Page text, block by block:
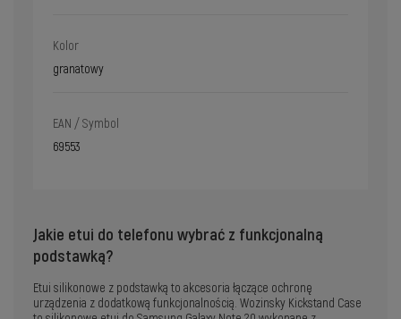
Kolor
granatowy
EAN / Symbol
69553
Jakie etui do telefonu wybrać z funkcjonalną
podstawką?
Etui silikonowe z podstawką to akcesoria łączące ochronę
urządzenia z dodatkową funkcjonalnością. Wozinsky Kickstand Case